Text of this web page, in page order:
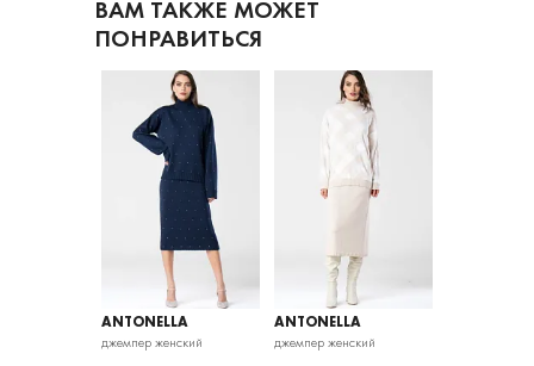
ВАМ ТАКЖЕ МОЖЕТ
ПОНРАВИТЬСЯ
ANTONELLA
джемпер женский
ANTONELLA
джемпер женский